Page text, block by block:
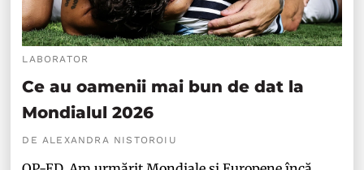
LABORATOR
Ce au oamenii mai bun de dat la
Mondialul 2026
DE ALEXANDRA NISTOROIU